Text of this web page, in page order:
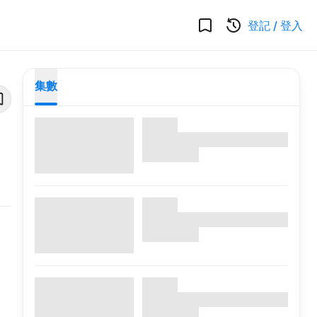
登記 / 登入
集數